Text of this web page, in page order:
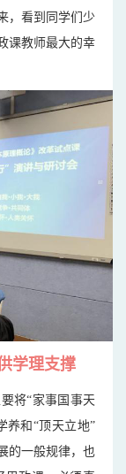
，看到同学们少
课教师最大的幸
学理支撑
将“家事国事天
养和“顶天立地”
的一般规律，也